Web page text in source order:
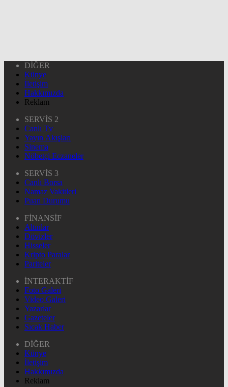
DİĞER
Künye
İletişim
Hakkımızda
Reklam
SERVİS 2
Canlı Tv
Yayın Akışları
Sinema
Nöbetçi Eczaneler
SERVİS 3
Canlı Borsa
Namaz Vakitleri
Puan Durumu
FİNANSİF
Altınlar
Dövizler
Hisseler
Kripto Paralar
Pariteler
İNTERAKTİF
Foto Galeri
Video Galeri
Yazarlar
Gazeteler
Sıcak Haber
DİĞER
Künye
İletişim
Hakkımızda
Reklam